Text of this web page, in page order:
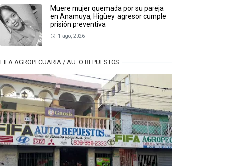
Muere mujer quemada por su pareja
en Anamuya, Higüey; agresor cumple
prisión preventiva
1 ago, 2026
FIFA AGROPECUARIA / AUTO REPUESTOS